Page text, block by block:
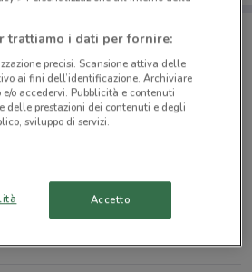
401 Roma
trattiamo i dati per fornire:
precisi. Scansione attiva delle
ai fini dell’identificazione. Archiviare
o accedervi. Pubblicità e contenuti
delle prestazioni dei contenuti e degli
sviluppo di servizi.
Accetto